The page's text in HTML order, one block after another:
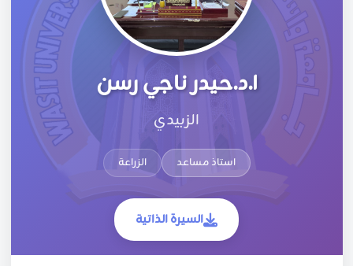
ا.د.حيدر ناجي رسن
الزبيدي
استاذ مساعد الزراعة
السيرة الذاتية